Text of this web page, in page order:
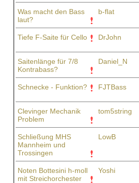
Was macht den Bass
laut?
b-flat
Tiefe F-Saite für Cello DrJohn
Saitenlänge für 7/8
Kontrabass?
Daniel_N
Schnecke - Funktion? FJTBass
Clevinger Mechanik
Problem
tom5string
Schließung MHS
Mannheim und
Trossingen
LowB
Noten Bottesini h-moll
mit Streichorchester
Yoshi